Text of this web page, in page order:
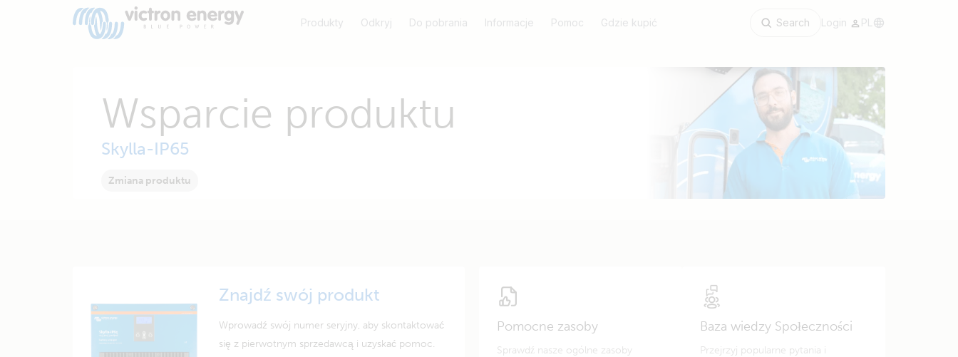
Produkty Odkryj Do pobrania Informacje Pomoc Gdzie kupić Search Login PL
Wsparcie produktu
Skylla-IP65
Zmiana produktu
Znajdź swój produkt
Wprowadź swój numer seryjny, aby skontaktować
się z pierwotnym sprzedawcą i uzyskać pomoc.
Pomocne zasoby
Sprawdź nasze ogólne zasoby
Baza wiedzy Społeczności
Przejrzyj popularne pytania i